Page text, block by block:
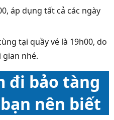
áp dụng tất cả các ngày
tại quầy vé là 19h00, do
gian nhé.
đi bảo tàng
nên biết